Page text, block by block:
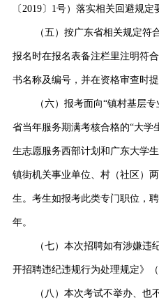
〔2019〕1号）落实相关回避规定
（五）按广东省相关规定
报名时在报名表备注栏里注明符
书名称及编号，并在资格审查时
（六）报考面向“镇村基层
省当年服务期满考核合格的“大学
生志愿服务西部计划和广东大学
镇街机关事业单位、村（社区）
生。考生如报考此类专门职位，
年。
（七）本次招聘如有涉嫌
开招聘违纪违规行为处理规定》
（八）本次考试不举办、也